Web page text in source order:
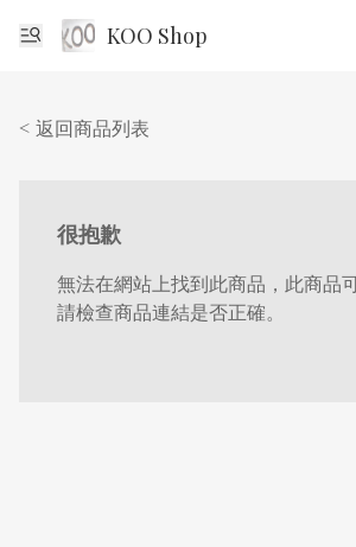
KOO Shop
< 返回商品列表
很抱歉
無法在網站上找到此商品，此商品
請檢查商品連結是否正確。